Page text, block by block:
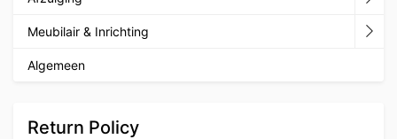
Meubilair & Inrichting
Algemeen
Return Policy